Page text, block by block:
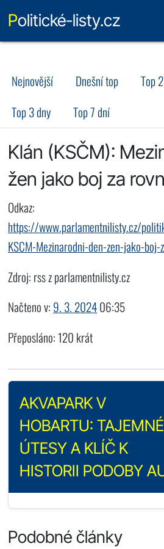
Politické-listy.cz
Nejnovější Dnešní top Top
Top 3 dny
Top 7 dní
Klán (KSČM):
žen jako boj za
Odkaz:
https://www.parlamentnilisty.cz/
KSCM-Mezinarodni-den-zen-jako-
Zdroj: rss z parlamentnilisty.cz
Načteno v: 9. 3. 202406:35
Přeposláno: 120 krát
AKVAPARK V
HOBARTU: TAJEMNÉ
ÚTESY A KLÍČ K
HISTORII PODOBY
Podobné články